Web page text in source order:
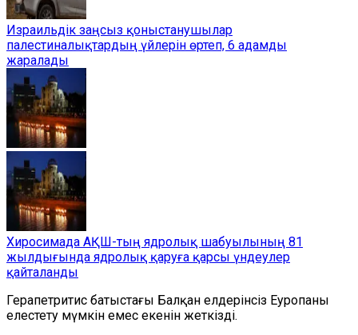
Израильдік заңсыз қоныстанушылар
палестиналықтардың үйлерін өртеп, 6 адамды
жаралады
Хиросимада АҚШ-тың ядролық шабуылының 81
жылдығында ядролық қаруға қарсы үндеулер
қайталанды
Герапетритис батыстағы Балқан елдерінсіз Еуропаны
елестету мүмкін емес екенін жеткізді.